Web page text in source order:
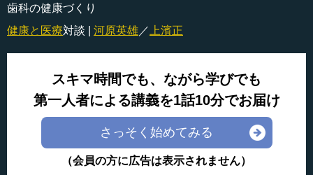
歯科の健康づくり
健康と医療対談 | 河原英雄 ／ 上濱正
スキマ時間でも、ながら学びでも
第一人者による講義を1話10分でお届け
さっそく始めてみる
（会員の方に広告は表示されません）